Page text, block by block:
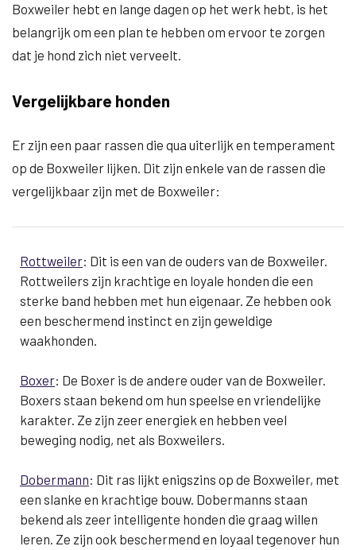
Boxweiler hebt en lange dagen op het werk hebt, is het
belangrijk om een plan te hebben om ervoor te zorgen
dat je hond zich niet verveelt.
Vergelijkbare honden
Er zijn een paar rassen die qua uiterlijk en temperament
op de Boxweiler lijken. Dit zijn enkele van de rassen die
vergelijkbaar zijn met de Boxweiler:
Rottweiler: Dit is een van de ouders van de Boxweiler.
Rottweilers zijn krachtige en loyale honden die een
sterke band hebben met hun eigenaar. Ze hebben ook
een beschermend instinct en zijn geweldige
waakhonden.
Boxer: De Boxer is de andere ouder van de Boxweiler.
Boxers staan bekend om hun speelse en vriendelijke
karakter. Ze zijn zeer energiek en hebben veel
beweging nodig, net als Boxweilers.
Dobermann: Dit ras lijkt enigszins op de Boxweiler, met
een slanke en krachtige bouw. Dobermanns staan ​​
bekend als zeer intelligente honden die graag willen
leren. Ze zijn ook beschermend en loyaal tegenover hun